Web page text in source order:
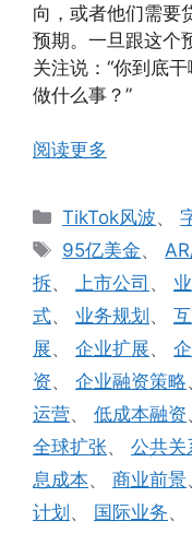
向，或者他们需要
预期。一旦跟这个
关注说：“你到底
做什么事？”
阅读更多
分
类
TikTok风波、
标
95亿美金、
拆、 上市公司 、
式、 业务规划 、
展、 企业扩展、
资、 企业融资策略
运营、 低成本融资
全球扩张、 公共关
息成本、 商业前景
计划 、 国际业务、